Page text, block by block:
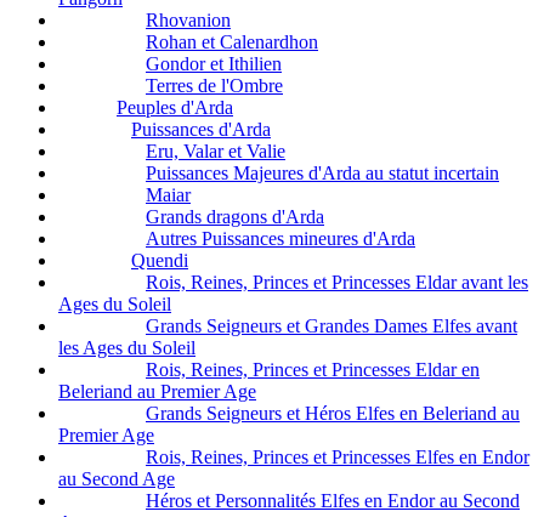
Rhovanion
Rohan et Calenardhon
Gondor et Ithilien
Terres de l'Ombre
Peuples d'Arda
Puissances d'Arda
Eru, Valar et Valie
Puissances Majeures d'Arda au statut incertain
Maiar
Grands dragons d'Arda
Autres Puissances mineures d'Arda
Quendi
Rois, Reines, Princes et Princesses Eldar avant les
Ages du Soleil
Grands Seigneurs et Grandes Dames Elfes avant
les Ages du Soleil
Rois, Reines, Princes et Princesses Eldar en
Beleriand au Premier Age
Grands Seigneurs et Héros Elfes en Beleriand au
Premier Age
Rois, Reines, Princes et Princesses Elfes en Endor
au Second Age
Héros et Personnalités Elfes en Endor au Second